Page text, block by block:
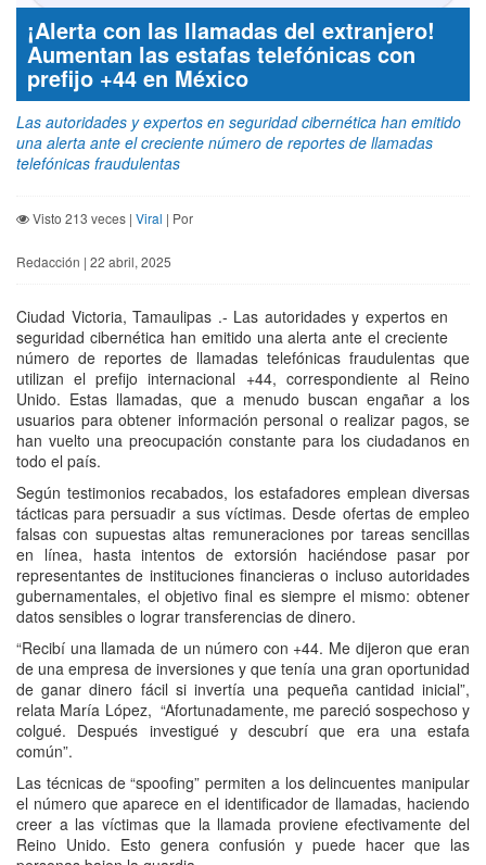
¡Alerta con las llamadas del extranjero!
Aumentan las estafas telefónicas con
prefijo +44 en México
Las autoridades y expertos en seguridad cibernética han emitido
una alerta ante el creciente número de reportes de llamadas
telefónicas fraudulentas
Visto 213 veces | Viral | Por
Redacción | 22 abril, 2025
Ciudad Victoria, Tamaulipas .- Las autoridades y expertos en
seguridad cibernética han emitido una alerta ante el creciente
número de reportes de llamadas telefónicas fraudulentas que
utilizan el prefijo internacional +44, correspondiente al Reino
Unido. Estas llamadas, que a menudo buscan engañar a los
usuarios para obtener información personal o realizar pagos, se
han vuelto una preocupación constante para los ciudadanos en
todo el país.
Según testimonios recabados, los estafadores emplean diversas
tácticas para persuadir a sus víctimas. Desde ofertas de empleo
falsas con supuestas altas remuneraciones por tareas sencillas
en línea, hasta intentos de extorsión haciéndose pasar por
representantes de instituciones financieras o incluso autoridades
gubernamentales, el objetivo final es siempre el mismo: obtener
datos sensibles o lograr transferencias de dinero.
“Recibí una llamada de un número con +44. Me dijeron que eran
de una empresa de inversiones y que tenía una gran oportunidad
de ganar dinero fácil si invertía una pequeña cantidad inicial”,
relata María López, “Afortunadamente, me pareció sospechoso y
colgué. Después investigué y descubrí que era una estafa
común”.
Las técnicas de “spoofing” permiten a los delincuentes manipular
el número que aparece en el identificador de llamadas, haciendo
creer a las víctimas que la llamada proviene efectivamente del
Reino Unido. Esto genera confusión y puede hacer que las